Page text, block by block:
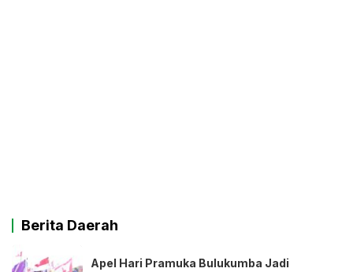
Berita Daerah
Apel Hari Pramuka Bulukumba Jadi